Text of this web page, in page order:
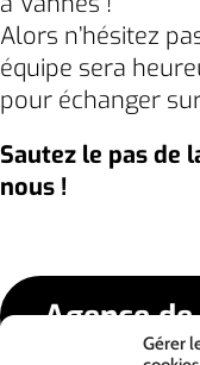
Gérer
Alors n’hésitez
équipe sera
pour échanger
Sautez le pas de
nous !
Agence